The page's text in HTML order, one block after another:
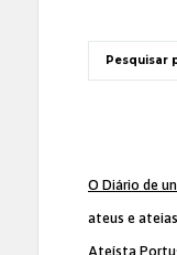
O Diário de
ateus e
Ateísta